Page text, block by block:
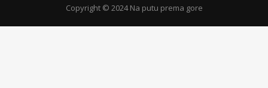
Copyright © 2024 Na putu prema gore